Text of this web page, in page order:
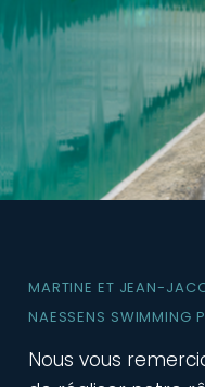
MARTINE ET JEAN-
NAESSENS SWIMMING
Nous vous